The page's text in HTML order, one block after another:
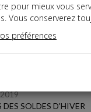
dernières
DES SOLDES D'HIVER
pour mieux vous
Vous conserverez
préférences